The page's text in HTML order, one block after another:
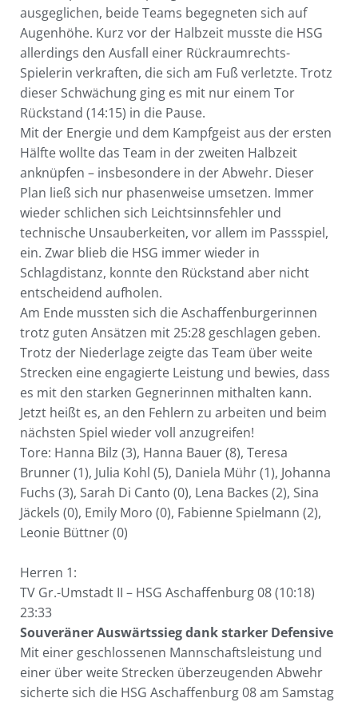
ausgeglichen, beide Teams begegneten sich auf
Augenhöhe. Kurz vor der Halbzeit musste die HSG
allerdings den Ausfall einer Rückraumrechts-
Spielerin verkraften, die sich am Fuß verletzte. Trotz
dieser Schwächung ging es mit nur einem Tor
Rückstand (14:15) in die Pause.
Mit der Energie und dem Kampfgeist aus der ersten
Hälfte wollte das Team in der zweiten Halbzeit
anknüpfen – insbesondere in der Abwehr. Dieser
Plan ließ sich nur phasenweise umsetzen. Immer
wieder schlichen sich Leichtsinnsfehler und
technische Unsauberkeiten, vor allem im Passspiel,
ein. Zwar blieb die HSG immer wieder in
Schlagdistanz, konnte den Rückstand aber nicht
entscheidend aufholen.
Am Ende mussten sich die Aschaffenburgerinnen
trotz guten Ansätzen mit 25:28 geschlagen geben.
Trotz der Niederlage zeigte das Team über weite
Strecken eine engagierte Leistung und bewies, dass
es mit den starken Gegnerinnen mithalten kann.
Jetzt heißt es, an den Fehlern zu arbeiten und beim
nächsten Spiel wieder voll anzugreifen!
Tore: Hanna Bilz (3), Hanna Bauer (8), Teresa
Brunner (1), Julia Kohl (5), Daniela Mühr (1), Johanna
Fuchs (3), Sarah Di Canto (0), Lena Backes (2), Sina
Jäckels (0), Emily Moro (0), Fabienne Spielmann (2),
Leonie Büttner (0)
Herren 1:
TV Gr.-Umstadt II – HSG Aschaffenburg 08 (10:18)
23:33
Souveräner Auswärtssieg dank starker Defensive
Mit einer geschlossenen Mannschaftsleistung und
einer über weite Strecken überzeugenden Abwehr
sicherte sich die HSG Aschaffenburg 08 am Samstag